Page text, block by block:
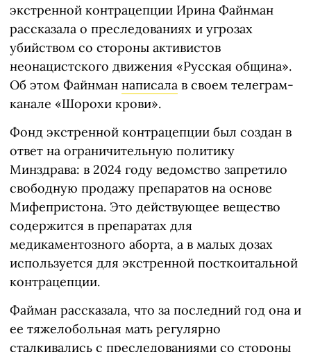
экстренной контрацепции Ирина Файнман
рассказала о преследованиях и угрозах
убийством со стороны активистов
неонацистского движения «Русская община».
Об этом Файнман написала в своем телеграм-
канале «Шорохи крови».
Фонд экстренной контрацепции был создан в
ответ на ограничительную политику
Минздрава: в 2024 году ведомство запретило
свободную продажу препаратов на основе
Мифепристона. Это действующее вещество
содержится в препаратах для
медикаментозного аборта, а в малых дозах
используется для экстренной посткоитальной
контрацепции.
Файман рассказала, что за последний год она и
ее тяжелобольная мать регулярно
сталкивались с преследованиями со стороны